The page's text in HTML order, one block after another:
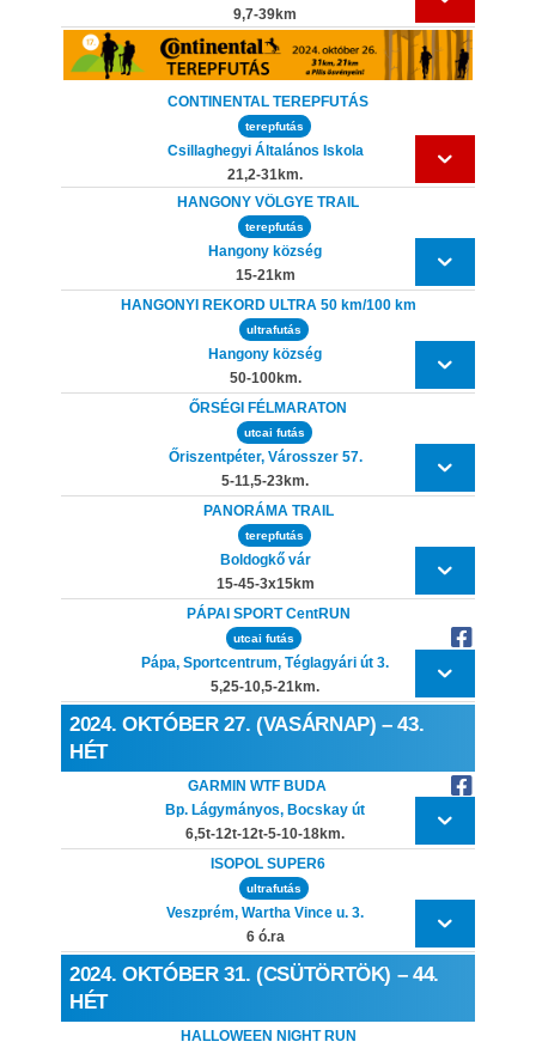
9,7-39km
CONTINENTAL TEREPFUTÁS
terepfutás
Csillaghegyi Általános Iskola
21,2-31km.
HANGONY VÖLGYE TRAIL
terepfutás
Hangony község
15-21km
HANGONYI REKORD ULTRA 50 km/100 km
ultrafutás
Hangony község
50-100km.
ŐRSÉGI FÉLMARATON
utcai futás
Őriszentpéter, Városszer 57.
5-11,5-23km.
PANORÁMA TRAIL
terepfutás
Boldogkő vár
15-45-3x15km
PÁPAI SPORT CentRUN
utcai futás
Pápa, Sportcentrum, Téglagyári út 3.
5,25-10,5-21km.
2024. OKTÓBER 27. (VASÁRNAP) – 43.
HÉT
GARMIN WTF BUDA
Bp. Lágymányos, Bocskay út
6,5t-12t-12t-5-10-18km.
ISOPOL SUPER6
ultrafutás
Veszprém, Wartha Vince u. 3.
6 ó.ra
2024. OKTÓBER 31. (CSÜTÖRTÖK) – 44.
HÉT
HALLOWEEN NIGHT RUN